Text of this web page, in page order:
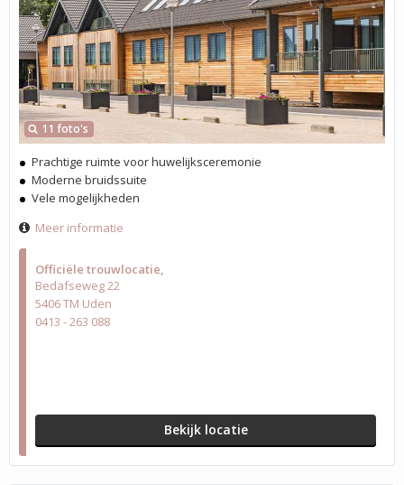
Officiële trouwlocatie
Bedafseweg 22
5406 TM Uden
0413 - 263 088
Bekijk locatie
11 foto's
Prachtige ruimte voor huwelijksceremonie
Moderne bruidssuite
Vele mogelijkheden
Meer informatie